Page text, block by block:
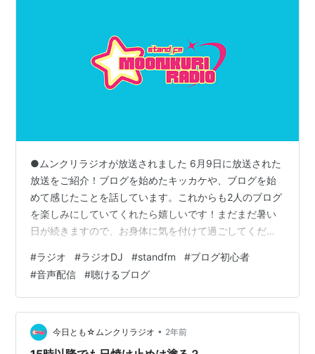
●ムンクリラジオが放送されました 6月9日に放送された
放送をご紹介！ブログを始めたキッカケや、ブログを始
めて感じたことを話しています。これからも2人のブログ
を楽しみにしていてくれたら嬉しいです！まだまだ暑い
日が続きますので、お身体に気を付けて過ごしてくださ
心者歓迎の会ランキング参加中ラジオ
#ラジオ #ラジオDJ #standfm #ブログ初心者
#音声配信 #聴けるブログ
今日とも☆ムンクリラジオ • 2年前